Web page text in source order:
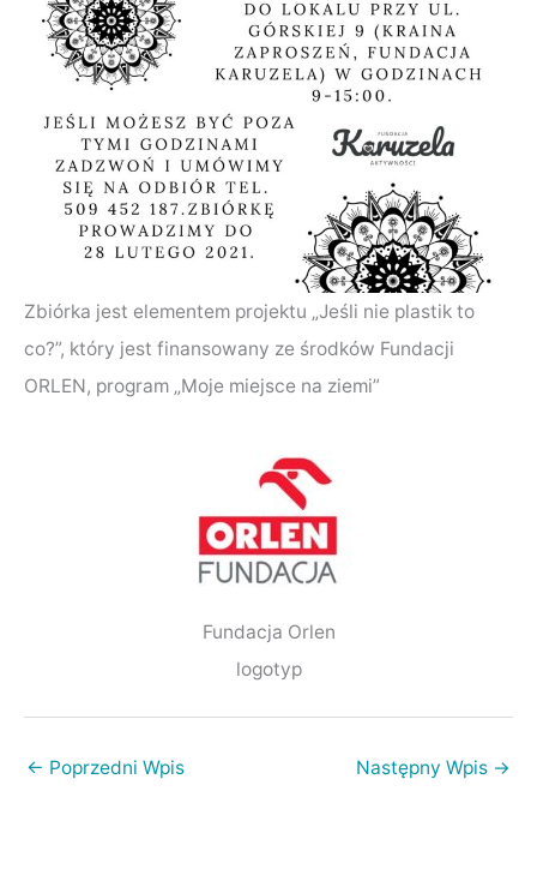
Zbiórka jest elementem projektu „Jeśli nie plastik to
co?”, który jest finansowany ze środków Fundacji
ORLEN, program „Moje miejsce na ziemi”
Fundacja Orlen
logotyp
← Poprzedni Wpis Następny Wpis →